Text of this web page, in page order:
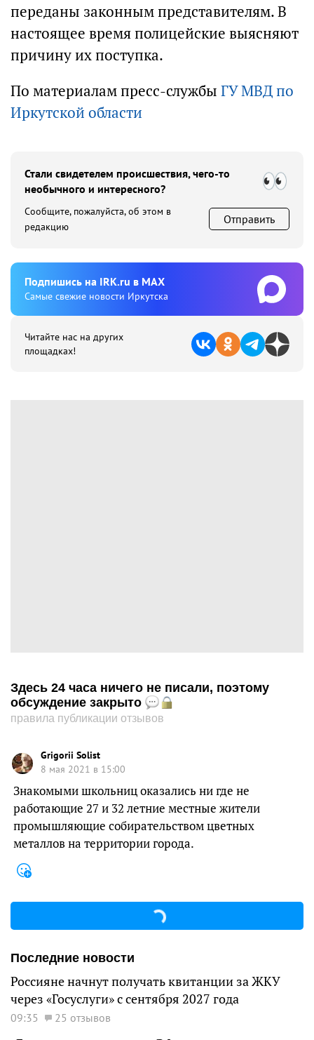
переданы законным представителям. В
настоящее время полицейские выясняют
причину их поступка.
По материалам пресс-службы ГУ МВД по
Иркутской области
Стали свидетелем происшествия, чего-то
необычного и интересного?
Сообщите, пожалуйста, об этом в
редакцию
Отправить
Подпишиcь на IRK.ru в MAX
Cамые свежие новости Иркутска
Читайте нас на других
площадках!
Здесь 24 часа ничего не писали, поэтому
обсуждение закрыто
правила публикации отзывов
Grigorii Solist
8 мая 2021 в 15:00
Знакомыми школьниц оказались ни где не
работающие 27 и 32 летние местные жители
промышляющие собирательством цветных
металлов на территории города.
Последние новости
Россияне начнут получать квитанции за ЖКУ
через «Госуслуги» с сентября 2027 года
09:35 25 отзывов